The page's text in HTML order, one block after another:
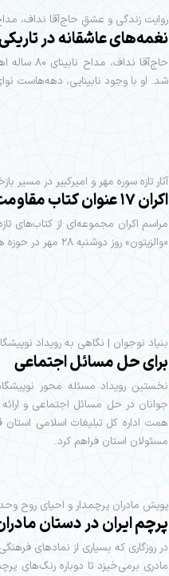
روایت زندگی و عشقِ حاج‌آقا نداف،
نغمه‌‌های عاشقانه در
حاج‌آقا
شد. او با وجود نابینایی، دهه‌هاست
آثار تازه سوره مهر و امیرکبیر در مسیر
اکران ۱۷ عنوان کتاب مقاومت در مراسم «والزیتون»
مراسم اکران مجموعه‌ای از کتاب‌های
«والزیتون» روز دوشنبه ۲۸ مهر در حوزه هنری برگزار شد.
بنیاد نوجوان | نگاهی به رویداد
برای حل مسائل اجتماعی
نخستین رویداد مسئله‌ محور
جوانان در حل مسائل اجتماعی و ارائه
همت اداره کل تبلیغات اسلامی
مسئولان استان فراهم کرد.
پویش مادران پرچمدار و احیای روح
پرچم ایران در دستان
در روزگاری که بسیاری از نمادهای
مادری برمی‌خیزد تا دوباره رنگ‌های